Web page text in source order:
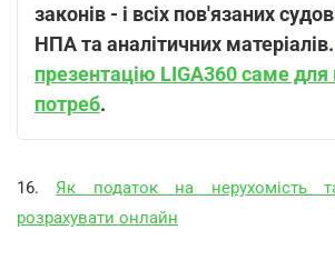
законів - і всіх пов'язаних
НПА та аналітичних матеріалів.
презентацію LIGA360 саме
потреб.
16. Як податок на нерухомість
розрахувати онлайн